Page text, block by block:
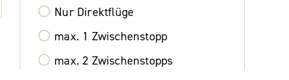
Nur Direktflüge
max. 1 Zwischenstopp
max. 2 Zwischenstopps